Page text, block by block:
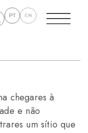
EN
PT
chegares à
e não
um sítio que